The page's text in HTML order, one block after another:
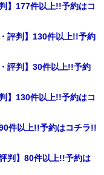
】177件以上!!予約はコ
評判】130件以上!!予約
評判】30件以上!!予約
】130件以上!!予約はコ
件以上!!予約はコチラ!!
判】80件以上!!予約は